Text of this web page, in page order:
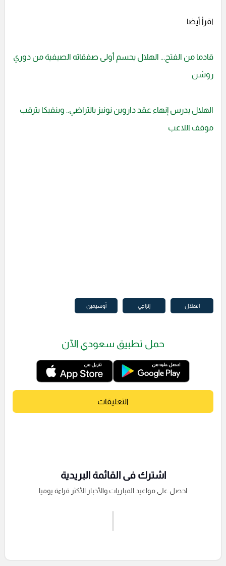
اقرأ أيضا
قادما من الفتح... الهلال يحسم أولى صفقاته الصيفية من دوري
روشن
الهلال يدرس إنهاء عقد داروين نونيز بالتراضي.. وبنفيكا يترقب
موقف اللاعب
الهلال إنزاجي أوسيمين
حمل تطبيق سعودي الآن
التعليقات
اشترك فى القائمة البريدية
احصل على مواعيد المباريات والأخبار الأكثر قراءة يوميا